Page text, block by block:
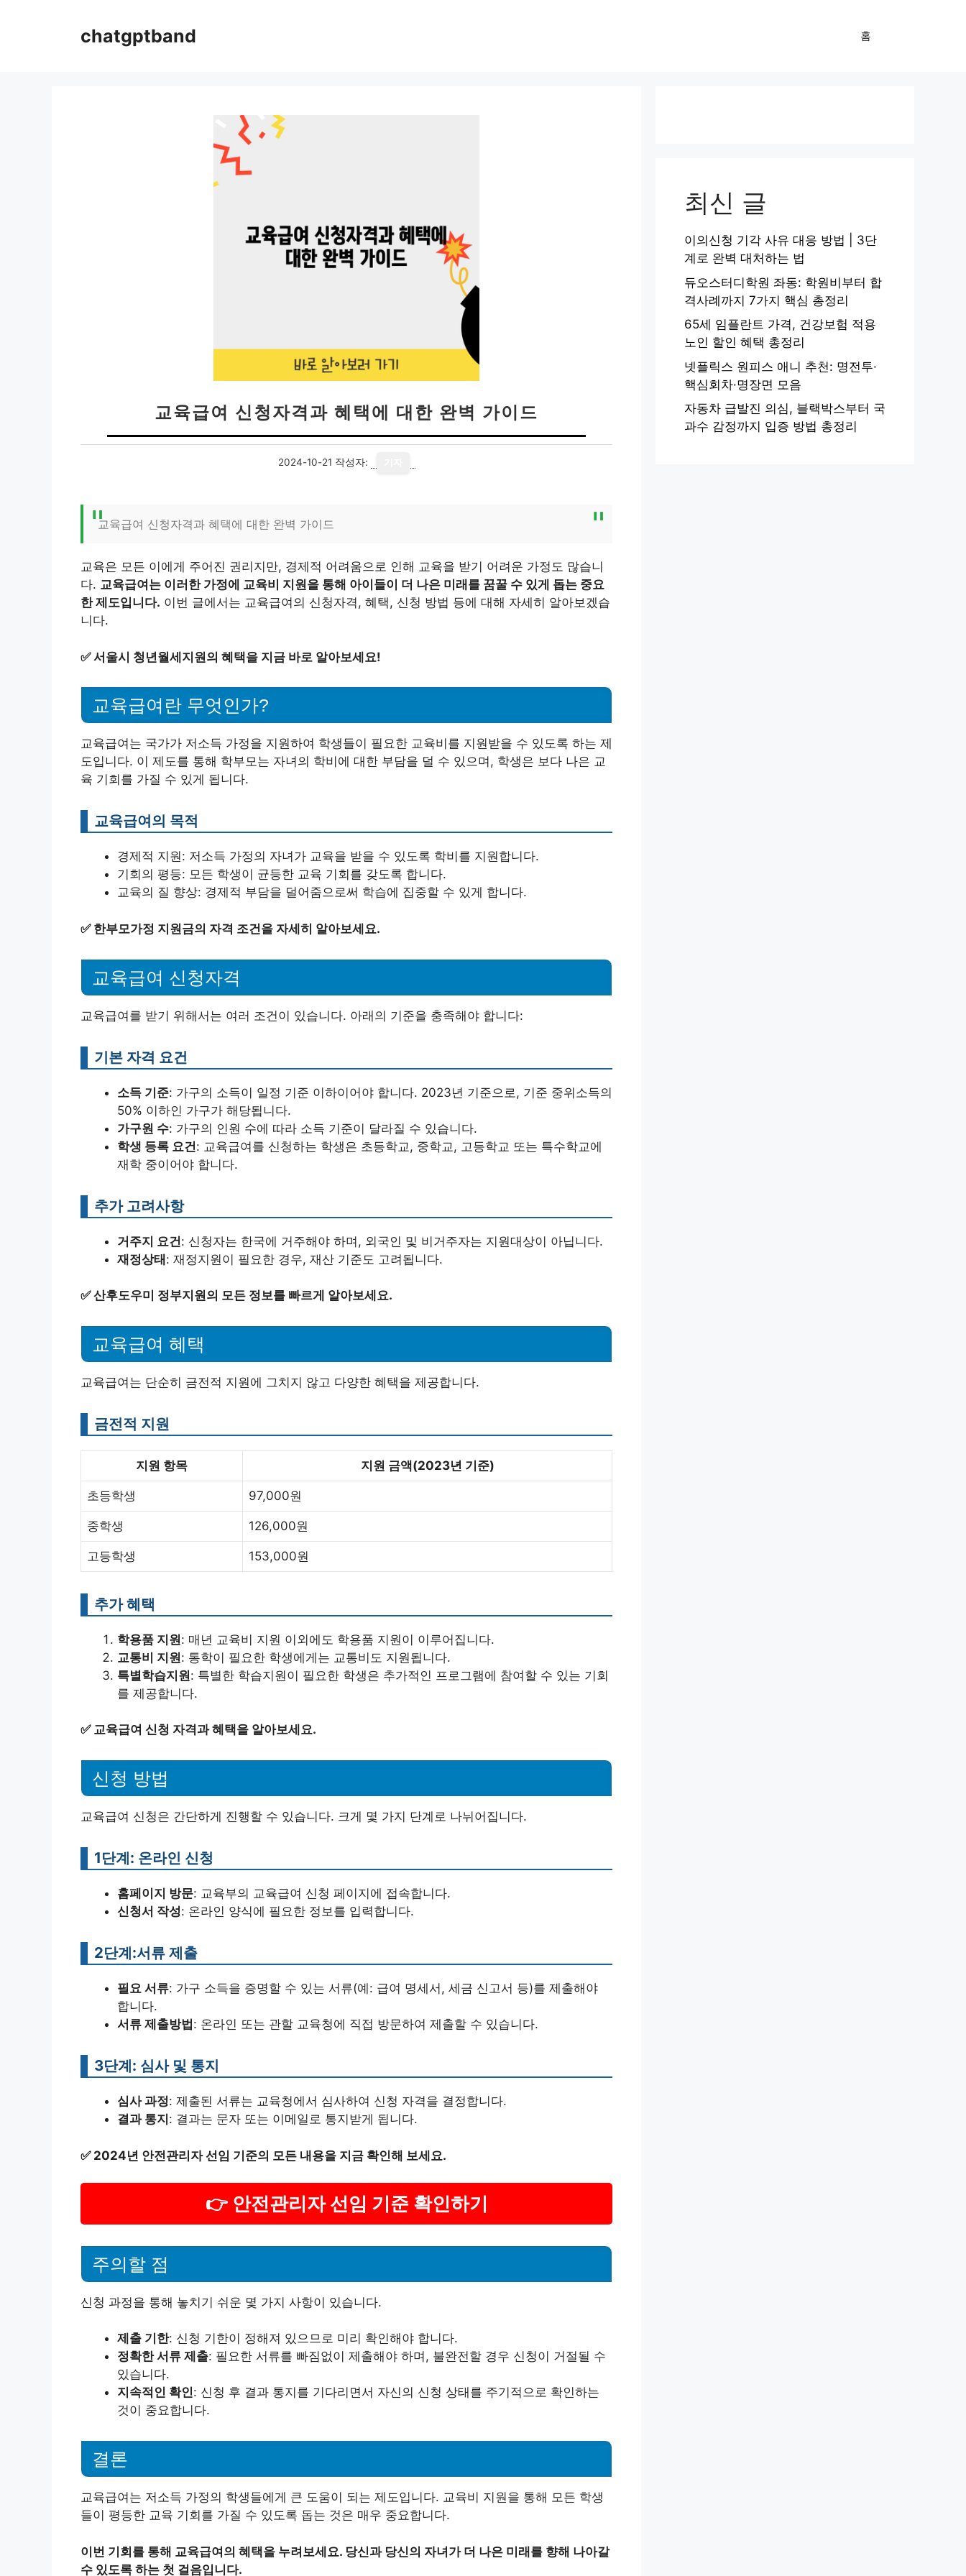
chatgptband 홈
교육급여 신청자격과 혜택에 대한 완벽 가이드
2024-10-21 작성자:
교육급여 신청자격과 혜택에 대한 완벽 가이드
교육은 모든 이에게 주어진 권리지만, 경제적 어려움으로 인해 교육을 받기 어려운 가정도 많습니
다. 교육급여는 이러한 가정에 교육비 지원을 통해 아이들이 더 나은 미래를 꿈꿀 수 있게 돕는 중요
한 제도입니다. 이번 글에서는 교육급여의 신청자격, 혜택, 신청 방법 등에 대해 자세히 알아보겠습
니다.
✅서울시 청년월세지원의 혜택을 지금 바로 알아보세요!
교육급여란 무엇인가?
교육급여는 국가가 저소득 가정을 지원하여 학생들이 필요한 교육비를 지원받을 수 있도록 하는 제
도입니다. 이 제도를 통해 학부모는 자녀의 학비에 대한 부담을 덜 수 있으며, 학생은 보다 나은 교
육 기회를 가질 수 있게 됩니다.
교육급여의 목적
경제적 지원: 저소득 가정의 자녀가 교육을 받을 수 있도록 학비를 지원합니다.
기회의 평등: 모든 학생이 균등한 교육 기회를 갖도록 합니다.
교육의 질 향상: 경제적 부담을 덜어줌으로써 학습에 집중할 수 있게 합니다.
✅ 한부모가정 지원금의 자격 조건을 자세히 알아보세요.
교육급여 신청자격
교육급여를 받기 위해서는 여러 조건이 있습니다. 아래의 기준을 충족해야 합니다:
기본 자격 요건
소득 기준: 가구의 소득이 일정 기준 이하이어야 합니다. 2023년 기준으로, 기준 중위소득의
50% 이하인 가구가 해당됩니다.
가구원 수: 가구의 인원 수에 따라 소득 기준이 달라질 수 있습니다.
학생 등록 요건: 교육급여를 신청하는 학생은 초등학교, 중학교, 고등학교 또는 특수학교에
재학 중이어야 합니다.
추가 고려사항
거주지 요건: 신청자는 한국에 거주해야 하며, 외국인 및 비거주자는 지원대상이 아닙니다.
재정상태: 재정지원이 필요한 경우, 재산 기준도 고려됩니다.
✅산후도우미 정부지원의 모든 정보를 빠르게 알아보세요.
교육급여 혜택
교육급여는 단순히 금전적 지원에 그치지 않고 다양한 혜택을 제공합니다.
금전적 지원
지원 항목 지원 금액(2023년 기준)
초등학생 97,000원
중학생 126,000원
고등학생 153,000원
추가 혜택
학용품 지원: 매년 교육비 지원 이외에도 학용품 지원이 이루어집니다.
교통비 지원: 통학이 필요한 학생에게는 교통비도 지원됩니다.
특별학습지원: 특별한 학습지원이 필요한 학생은 추가적인 프로그램에 참여할 수 있는 기회
를 제공합니다.
✅ 교육급여 신청 자격과 혜택을 알아보세요.
신청 방법
교육급여 신청은 간단하게 진행할 수 있습니다. 크게 몇 가지 단계로 나뉘어집니다.
1단계: 온라인 신청
홈페이지 방문: 교육부의 교육급여 신청 페이지에 접속합니다.
신청서 작성: 온라인 양식에 필요한 정보를 입력합니다.
2단계:서류 제출
필요 서류: 가구 소득을 증명할 수 있는 서류(예: 급여 명세서, 세금 신고서 등)를 제출해야
합니다.
서류 제출방법 : 온라인 또는 관할 교육청에 직접 방문하여 제출할 수 있습니다.
3단계: 심사 및 통지
심사 과정: 제출된 서류는 교육청에서 심사하여 신청 자격을 결정합니다.
결과 통지 : 결과는 문자 또는 이메일로 통지받게 됩니다.
✅ 2024년 안전관리자 선임 기준의 모든 내용을 지금 확인해 보세요.
👉 안전관리자 선임 기준 확인하기
주의할 점
신청 과정을 통해 놓치기 쉬운 몇 가지 사항이 있습니다.
제출 기한: 신청 기한이 정해져 있으므로 미리 확인해야 합니다.
정확한 서류 제출: 필요한 서류를 빠짐없이 제출해야 하며, 불완전할 경우 신청이 거절될 수
있습니다.
지속적인 확인: 신청 후 결과 통지를 기다리면서 자신의 신청 상태를 주기적으로 확인하는
것이 중요합니다.
결론
교육급여는 저소득 가정의 학생들에게 큰 도움이 되는 제도입니다. 교육비 지원을 통해 모든 학생
들이 평등한 교육 기회를 가질 수 있도록 돕는 것은 매우 중요합니다.
이번 기회를 통해 교육급여의 혜택을 누려보세요. 당신과 당신의 자녀가 더 나은 미래를 향해 나아갈
수 있도록 하는 첫 걸음입니다.
최신 글
이의신청 기각 사유 대응 방법 | 3단
계로 완벽 대처하는 법
듀오스터디학원 좌동: 학원비부터 합
격사례까지 7가지 핵심 총정리
65세 임플란트 가격, 건강보험 적용
노인 할인 혜택 총정리
넷플릭스 원피스 애니 추천: 명전투·
핵심회차·명장면 모음
자동차 급발진 의심, 블랙박스부터 국
과수 감정까지 입증 방법 총정리